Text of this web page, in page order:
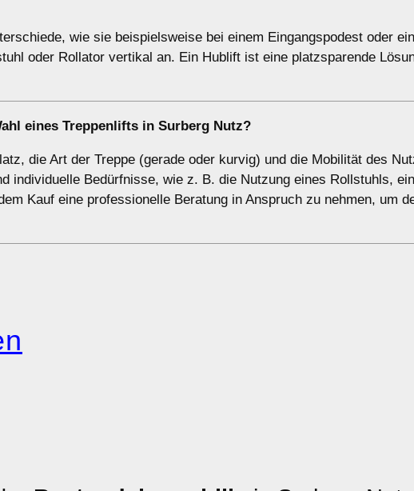
wie sie beispielsweise bei einem Eingangspodest oder
oder Rollator vertikal an. Ein Hublift ist eine platzsparende
eines Treppenlifts in Surberg Nutz?
die Art der Treppe (gerade oder kurvig) und die Mobilität des
individuelle Bedürfnisse, wie z. B. die Nutzung eines Rollstuhls,
Kauf eine professionelle Beratung in Anspruch zu nehmen, um